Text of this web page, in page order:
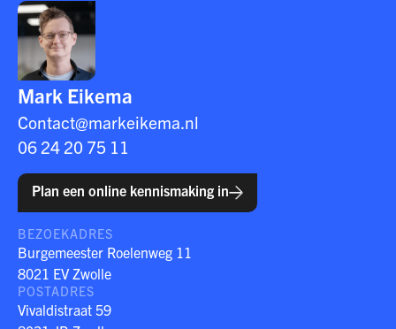
Mark Eikema
Contact@markeikema.nl
06 24 20 75 11
Plan een online kennismaking in
BEZOEKADRES
Burgemeester Roelenweg 11
8021 EV Zwolle
POSTADRES
Vivaldistraat 59